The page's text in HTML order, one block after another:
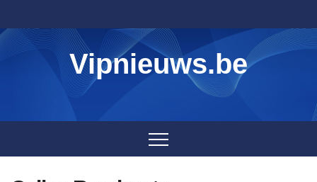
to
content
Vipnieuws.be